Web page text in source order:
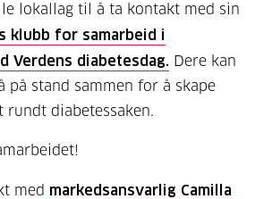
lokallag til å ta kontakt med sin
klubb for samarbeid i
Verdens diabetesdag. Dere kan
på stand sammen for å skape
rundt diabetessaken.
med markedsansvarlig Camilla